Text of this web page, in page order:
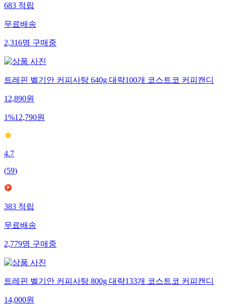
683적립
무료배송
2,316명구매중
트레핀 벨기안 커피사탕 640g 대략100개 코스트코 커피캔디
12,890원
1%12,790원
4.7
(59)
383적립
무료배송
2,779명구매중
트레핀 벨기안 커피사탕 800g 대략133개 코스트코 커피캔디
14,000원